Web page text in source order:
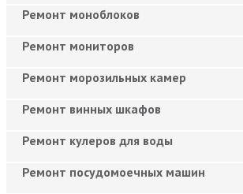
Ремонт моноблоков
Ремонт мониторов
Ремонт морозильных камер
Ремонт винных шкафов
Ремонт кулеров для воды
Ремонт посудомоечных машин